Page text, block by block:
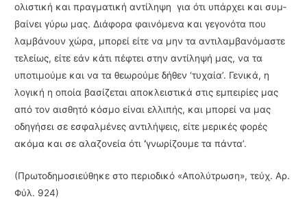
ολιστική και πραγματική αντίληψη για ότι υπάρχει και συμ­
βαίνει γύρω μας. Διάφορα φαινόμενα και γεγονότα που
λαμβάνουν χώρα, μπορεί είτε να μην τα αντιλαμβανόμαστε
τελείως, είτε εάν κάτι πέφτει στην αντίληψή μας, να τα
υποτιμούμε και να τα θεωρούμε δήθεν ‘τυχαία’. Γενικά, η
λογική η οποία βασίζεται αποκλειστικά στις εμπειρίες μας
από τον αισθητό κόσμο είναι ελλιπής, και μπορεί να μας
οδηγήσει σε εσφαλμένες αντιλήψεις, είτε μερικές φορές
ακόμα και σε αλαζονεία ότι‘γνωρίζουμε τα πάντα’.
(Πρωτοδημοσιεύθηκε στο περιοδικό «Απολύτρωση», τεύχ. Αρ.
Φύλ. 924)